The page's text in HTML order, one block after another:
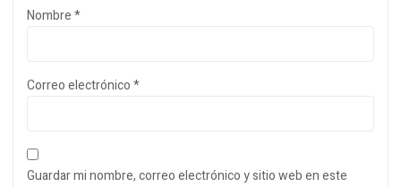
Nombre*
Correo electrónico*
Guardar mi nombre, correo electrónico y sitio web en este